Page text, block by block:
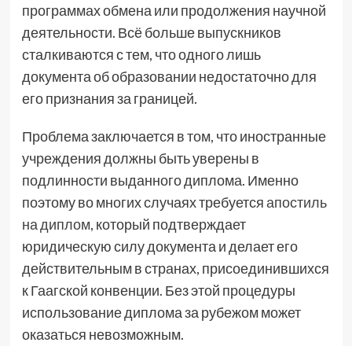
программах обмена или продолжения научной
деятельности. Всё больше выпускников
сталкиваются с тем, что одного лишь
документа об образовании недостаточно для
его признания за границей.
Проблема заключается в том, что иностранные
учреждения должны быть уверены в
подлинности выданного диплома. Именно
поэтому во многих случаях требуетсяапостиль
на диплом, который подтверждает
юридическую силу документа и делает его
действительным в странах, присоединившихся
к Гаагской конвенции. Без этой процедуры
использование диплома за рубежом может
оказаться невозможным.